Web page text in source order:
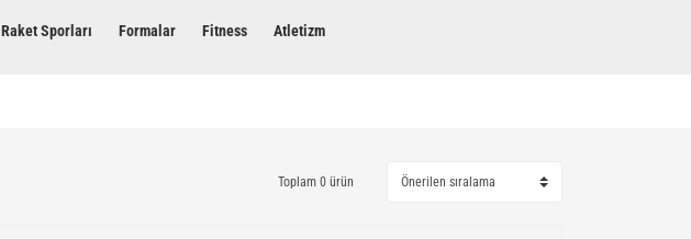
Raket Sporları Formalar Fitness Atletizm
Toplam 0 ürün